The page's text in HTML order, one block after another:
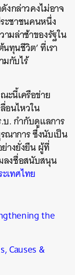
งกล่าวคงไม่อาจ
ะชาชนคนหนึ่ง
มล่าช้าของรัฐใน
ทุนชีวิต’ ที่เรา
กับไร้
ะนี้เครือข่าย
อนไหวใน
บ. กำกับดูแลการ
ณาการ ซึ่งนับเป็น
างยั่งยืน ผู้ที่
ลงชื่อสนับสนุน
เทศไทย
the
Causes &